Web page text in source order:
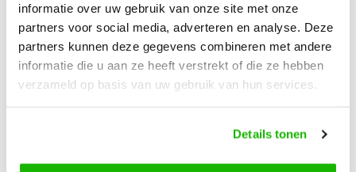
informatie over uw gebruik van onze site met onze
partners voor social media, adverteren en analyse. Deze
partners kunnen deze gegevens combineren met andere
informatie die u aan ze heeft verstrekt of die ze hebben
verzameld op basis van uw gebruik van hun services.
Details tonen
Epirus ist eine modische Schwarz-Weiß-Stiefelette mit
Schlangenmuster für Damen mit breiteren Füßen. Sie hat
einen eleganten Absatz, eine spitze Zehenkappe und einen
Reißverschluss. Erhältlich mit herausnehmbarer Einlegesohle.